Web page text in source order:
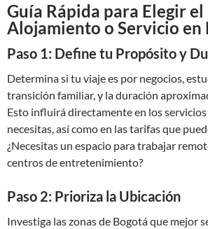
Guía Rápida para Elegir
Alojamiento o Servicio en
Paso 1: Define tu Propósito y
Determina si tu viaje es por negocios,
transición familiar, y la duración
Esto influirá directamente en los
necesitas, así como en las tarifas que
¿Necesitas un espacio para trabajar
centros de entretenimiento?
Paso 2: Prioriza la Ubicación
Investiga las zonas de Bogotá que mejor